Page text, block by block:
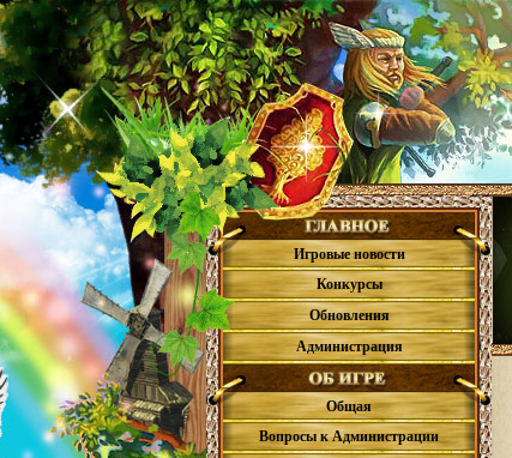
Игровые новости
Конкурсы
Обновления
Администрация
Общая
Вопросы к Администрации